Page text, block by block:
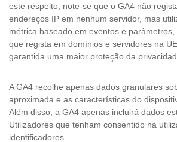
este respeito, note-se que o GA4 não
endereços IP em nenhum servidor, mas
métrica baseado em eventos e
que regista em domínios e servidores na
garantida uma maior proteção da
A GA4 recolhe apenas dados granulares
aproximada e as características do
Além disso, a GA4 apenas incluirá dados
Utilizadores que tenham consentido na
identificadores.